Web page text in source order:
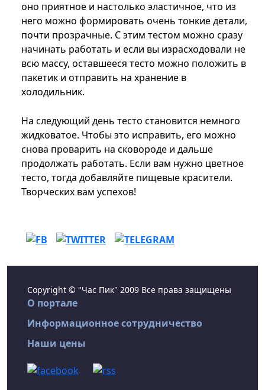
оно приятное и настолько эластичное, что из
него можно формировать очень тонкие детали,
почти прозрачные. С этим тестом можно сразу
начинать работать и если вы израсходовали не
всю массу, оставшееся тесто можно положить в
пакетик и отправить на хранение в
холодильник.
На следующий день тесто становится немного
жидковатое. Чтобы это исправить, его можно
снова проварить на сковороде и дальше
продолжать работать. Если вам нужно цветное
тесто, тогда добавляйте пищевые красители.
Творческих вам успехов!
Copyright © "Час Пик" 2009 Все права защищены
О портале
Информационное сотрудничество
Наши цены